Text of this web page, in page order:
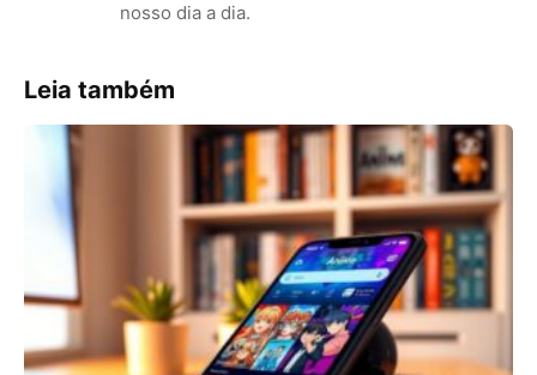
nosso dia a dia.
Leia também